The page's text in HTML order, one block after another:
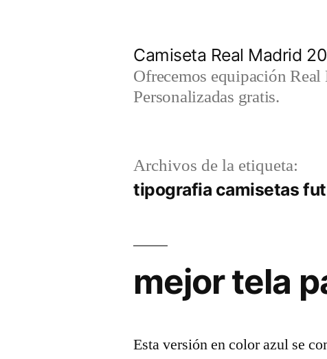
Camiseta Real Madrid
Ofrecemos equipación
Personalizadas gratis.
Archivos de la etiqueta:
tipografia camisetas
mejor tela
Esta versión en color azul se